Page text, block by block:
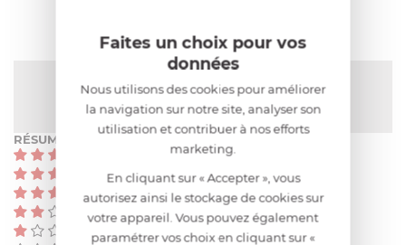
NOTE MOYENNE
Pas encore de note
RÉSUMÉ
(0)
(0)
(0)
(0)
Faites un choix pour vos
données
Nous utilisons des cookies pour améliorer
la navigation sur notre site, analyser son
utilisation et contribuer à nos efforts
marketing.
En cliquant sur « Accepter », vous
autorisez ainsi le stockage de cookies sur
votre appareil. Vous pouvez également
paramétrer vos choix en cliquant sur «